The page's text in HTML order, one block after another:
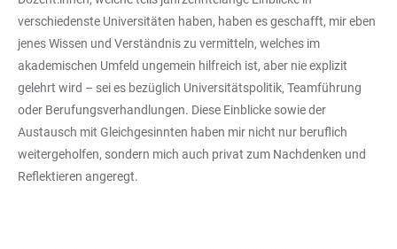
verschiedenste Universitäten haben, haben es geschafft, mir eben
jenes Wissen und Verständnis zu vermitteln, welches im
akademischen Umfeld ungemein hilfreich ist, aber nie explizit
gelehrt wird – sei es bezüglich Universitätspolitik, Teamführung
oder Berufungsverhandlungen. Diese Einblicke sowie der
Austausch mit Gleichgesinnten haben mir nicht nur beruflich
weitergeholfen, sondern mich auch privat zum Nachdenken und
Reflektieren angeregt.